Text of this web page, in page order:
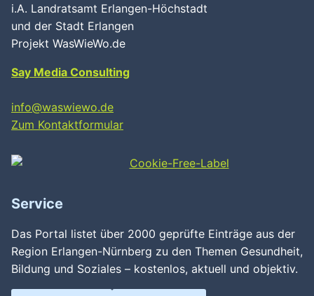
i.A. Landratsamt Erlangen-Höchstadt
und der Stadt Erlangen
Projekt WasWieWo.de
Say Media Consulting
info@waswiewo.de
Zum Kontaktformular
Service
Das Portal listet über 2000 geprüfte Einträge aus der
Region Erlangen-Nürnberg zu den Themen Gesundheit,
Bildung und Soziales – kostenlos, aktuell und objektiv.